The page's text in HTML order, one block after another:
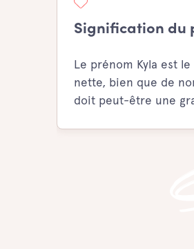
Signification du
Le prénom Kyla est
nette, bien que de
doit peut-être une